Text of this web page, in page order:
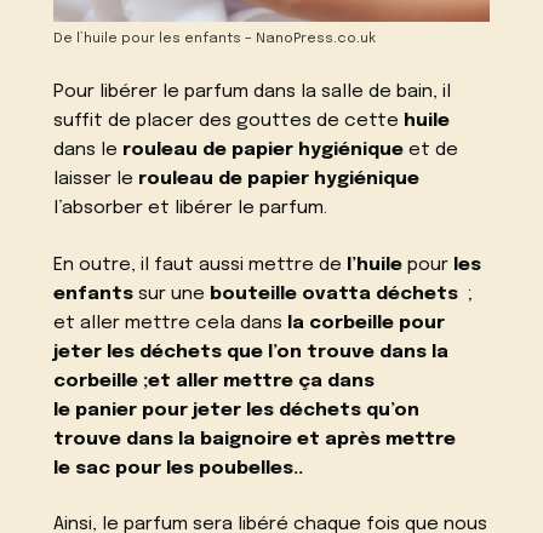
De l’huile pour les enfants – NanoPress.co.uk
Pour libérer le parfum dans la salle de bain, il
suffit de placer des gouttes de cette huile
dans le rouleau de papier hygiénique et de
laisser le rouleau de papier hygiénique
l’absorber et libérer le parfum.
En outre, il faut aussi mettre de l’huile pour les
enfants sur une bouteille ovatta déchets ;
et aller mettre cela dans
la corbeille pour
jeter les déchets que l’on trouve dans la
corbeille ;et aller mettre ça dans
le panier pour jeter les déchets qu’on
trouve dans la baignoire et après mettre
le sac pour les poubelles..
Ainsi, le parfum sera libéré chaque fois que nous